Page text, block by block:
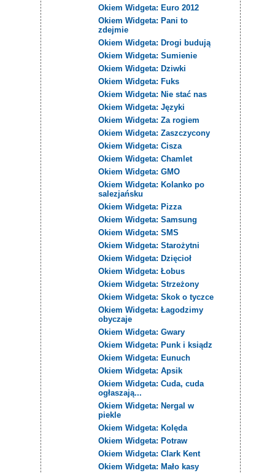
Okiem Widgeta: Euro 2012
Okiem Widgeta: Pani to
zdejmie
Okiem Widgeta: Drogi budują
Okiem Widgeta: Sumienie
Okiem Widgeta: Dziwki
Okiem Widgeta: Fuks
Okiem Widgeta: Nie stać nas
Okiem Widgeta: Języki
Okiem Widgeta: Za rogiem
Okiem Widgeta: Zaszczycony
Okiem Widgeta: Cisza
Okiem Widgeta: Chamlet
Okiem Widgeta: GMO
Okiem Widgeta: Kolanko po
salezjańsku
Okiem Widgeta: Pizza
Okiem Widgeta: Samsung
Okiem Widgeta: SMS
Okiem Widgeta: Starożytni
Okiem Widgeta: Dzięcioł
Okiem Widgeta: Łobus
Okiem Widgeta: Strzeżony
Okiem Widgeta: Skok o tyczce
Okiem Widgeta: Łagodzimy
obyczaje
Okiem Widgeta: Gwary
Okiem Widgeta: Punk i ksiądz
Okiem Widgeta: Eunuch
Okiem Widgeta: Apsik
Okiem Widgeta: Cuda, cuda
ogłaszają...
Okiem Widgeta: Nergal w
piekle
Okiem Widgeta: Kolęda
Okiem Widgeta: Potraw
Okiem Widgeta: Clark Kent
Okiem Widgeta: Mało kasy